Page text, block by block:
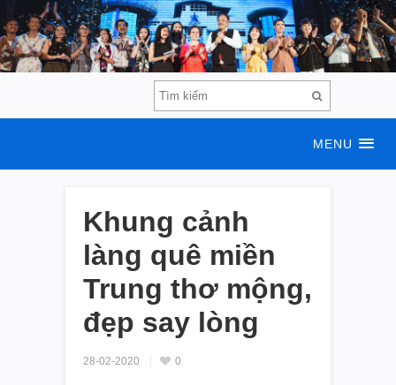
MENU
Khung cảnh
làng quê miền
Trung thơ mộng,
đẹp say lòng
28-02-2020 0